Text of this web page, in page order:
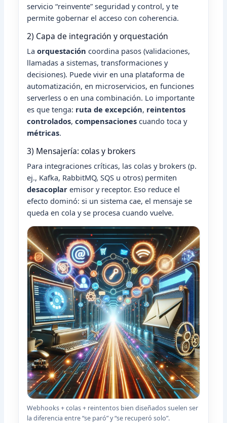
servicio “reinvente” seguridad y control, y te
permite gobernar el acceso con coherencia.
2) Capa de integración y orquestación
Laorquestación coordina pasos (validaciones,
llamadas a sistemas, transformaciones y
decisiones). Puede vivir en una plataforma de
automatización, en microservicios, en funciones
serverless o en una combinación. Lo importante
es que tenga: ruta de excepción, reintentos
controlados,compensaciones cuando toca y
métricas.
3) Mensajería: colas y brokers
Para integraciones críticas, las colas y brokers (p.
ej., Kafka, RabbitMQ, SQS u otros) permiten
desacoplar emisor y receptor. Eso reduce el
efecto dominó: si un sistema cae, el mensaje se
queda en cola y se procesa cuando vuelve.
Webhooks + colas + reintentos bien diseñados suelen ser
la diferencia entre “se paró” y “se recuperó solo”.